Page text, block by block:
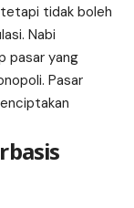
tetapi tidak boleh
Nabi
Pasar